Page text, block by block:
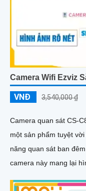
Camera Wifi Ezviz
VNĐ 3,540,000 ₫
Camera quan sát CS-
một sản phẩm tuyệt vời
năng quan sát ban
camera này mang lại